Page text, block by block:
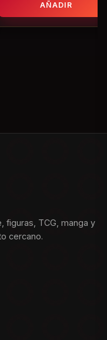
AÑADIR
figuras, TCG, manga y
cercano.